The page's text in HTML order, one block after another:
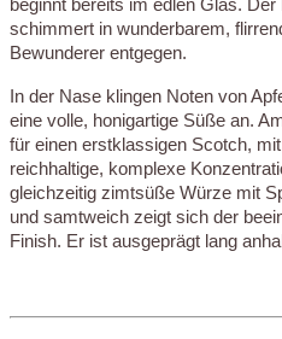
beginnt bereits im edlen Glas.
schimmert in wunderbarem,
Bewunderer entgegen.
In der Nase klingen Noten von
eine volle, honigartige Süße an.
für einen erstklassigen Scotch,
reichhaltige, komplexe
gleichzeitig zimtsüße Würze mit
und samtweich zeigt sich der
Finish. Er ist ausgeprägt lang